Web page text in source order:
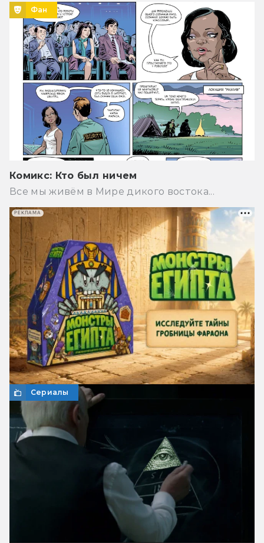
Фан
Комикс: Кто был ничем
Все мы живём в Мире дикого востока...
Сериалы
РЕКЛАМА